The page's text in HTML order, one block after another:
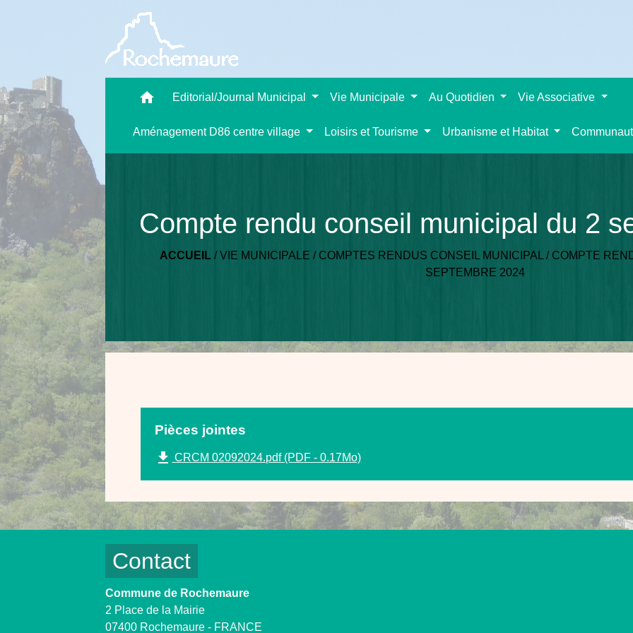
home Editorial/Journal Municipal Vie Municipale Au Quotidien Vie Associative
Aménagement D86 centre village Loisirs et Tourisme Urbanisme et Habitat
Compte rendu conseil municipal du 2
ACCUEIL /VIE MUNICIPALE / COMPTES RENDUS CONSEIL MUNICIPAL / COMPTE
SEPTEMBRE 2024
Pièces jointes
file_download CRCM 02092024.pdf (PDF - 0.17Mo)
Contact
Commune de Rochemaure
2 Place de la Mairie
07400 Rochemaure - FRANCE